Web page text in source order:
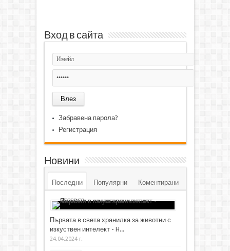
Вход в сайта
Забравена парола?
Регистрация
Новини
Последни Популярни Коментирани
Първата в света хранилка за животни с
изкуствен интелект - H...
24.04.2024 г.